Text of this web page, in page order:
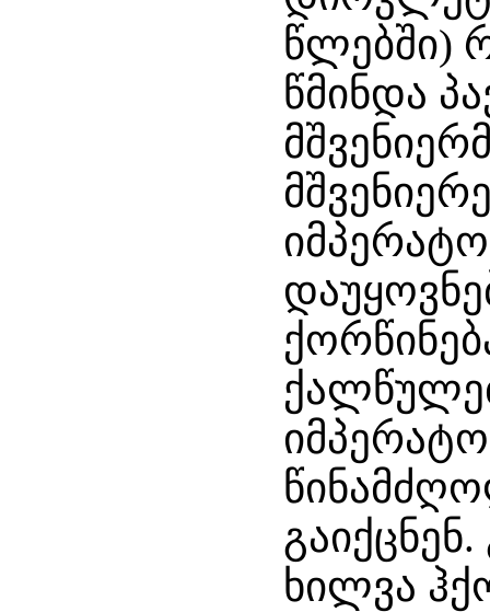
წლებში)
წმინდა
ხილვა